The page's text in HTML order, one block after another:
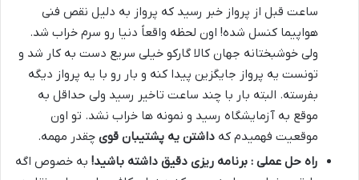
ساعت قبل از پرواز خبر رسید که پرواز به دلیل نقص فنی
هواپیما کنسل شده! اون لحظه واقعاً دنیا رو سرم خراب شد.
ولی خوشبختانه جهان کالا گارکو خیلی سریع دست به کار شد و
تونست یه پرواز جایگزین پیدا کنه و بار رو با یه پرواز دیگه
بفرسته. البته بار با چند ساعت تاخیر رسید ولی حداقل به
موقع به آزمایشگاه رسید و نمونه ها خراب نشد. تو اون
موقعیت فهمیدم که داشتن یه پشتیبان قوی چقدر مهمه.
راه حل عملی : برنامه ریزی دقیق داشته باشید! به خصوص اگه